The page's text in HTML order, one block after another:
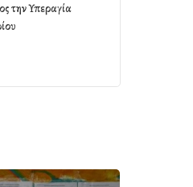
την Υπεραγία